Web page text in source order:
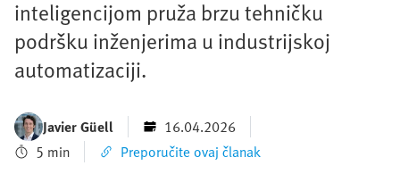
inteligencijom pruža brzu tehničku
podršku inženjerima u industrijskoj
automatizaciji.
Javier Güell
16.04.2026
5 min
Preporučite ovaj članak